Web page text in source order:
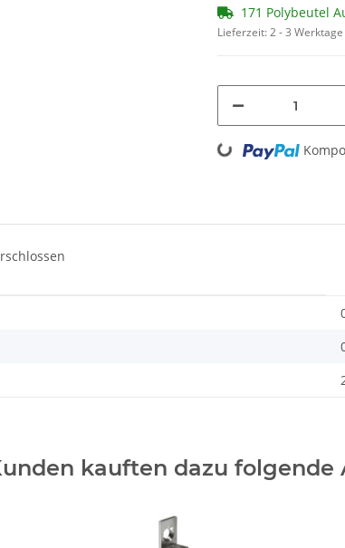
171 Polybeutel
Lieferzeit:2 - 3 Werktage
Loading...
kauften dazu folgende